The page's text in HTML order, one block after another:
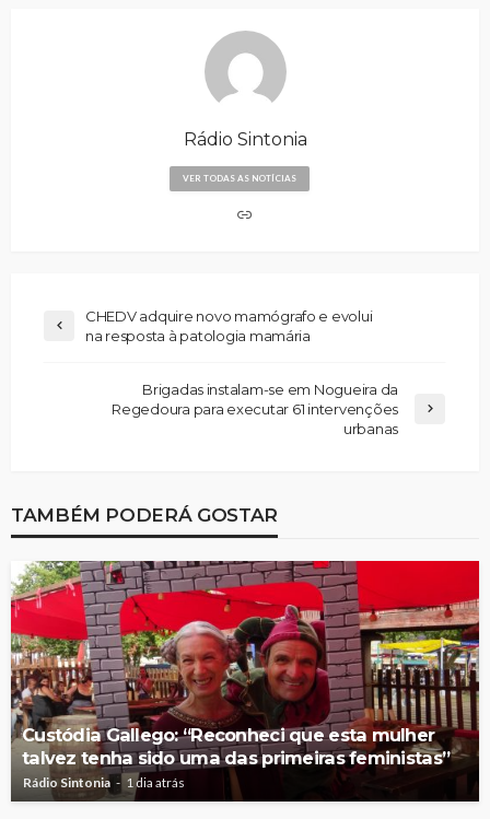
Rádio Sintonia
VER TODAS AS NOTÍCIAS
CHEDV adquire novo mamógrafo e evolui
na resposta à patologia mamária
Brigadas instalam-se em Nogueira da
Regedoura para executar 61 intervenções
urbanas
TAMBÉM PODERÁ GOSTAR
Custódia Gallego: “Reconheci que esta mulher
talvez tenha sido uma das primeiras feministas”
Rádio Sintonia 1 dia atrás